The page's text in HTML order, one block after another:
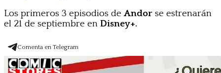
Los primeros 3 episodios de Andor se estrenarán
el 21 de septiembre en Disney+.
Comenta en Telegram